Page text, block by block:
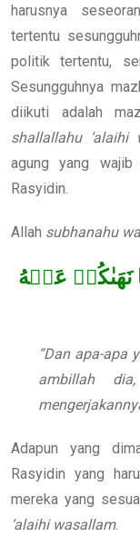
harusnya
tertentu
politik tertentu,
Sesungguhnya
diikuti adalah
shallallahu ‘alaihi
agung yang wajib
Rasyidin.
Allah subhanahu
نَهَىٰكُمۡ عَنۡهُ
“Dan apa-apa
ambillah
Adapun yang
Rasyidin yang
mereka yang
‘alaihi wasallam.